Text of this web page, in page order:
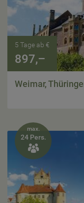
5 Tage ab €
897,–
Weimar,
max.
24 Pers.
